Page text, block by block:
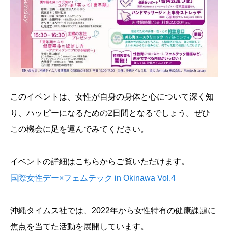
このイベントは、女性が自身の身体と心について深く知
り、ハッピーになるための2日間となるでしょう。ぜひ
この機会に足を運んでみてください。
イベントの詳細はこちらからご覧いただけます。
国際女性デー×フェムテック in Okinawa Vol.4
沖縄タイムス社では、2022年から女性特有の健康課題に
焦点を当てた活動を展開しています。